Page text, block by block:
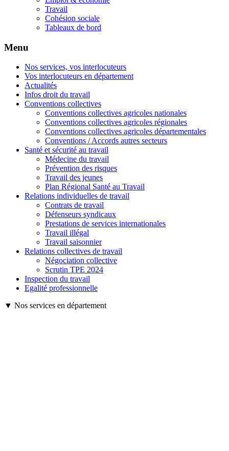
Travail
Cohésion sociale
Tableaux de bord
Menu
Nos services, vos interlocuteurs
Vos interlocuteurs en département
Actualités
Infos droit du travail
Conventions collectives
Conventions collectives agricoles nationales
Conventions collectives agricoles régionales
Conventions collectives agricoles départementales
Conventions / Accords autres secteurs
Santé et sécurité au travail
Médecine du travail
Prévention des risques
Travail des jeunes
Plan Régional Santé au Travail
Relations individuelles de travail
Contrats de travail
Défenseurs syndicaux
Prestations de services internationales
Travail illégal
Travail saisonnier
Relations collectives de travail
Négociation collective
Scrutin TPE 2024
Inspection du travail
Egalité professionnelle
▼ Nos services en département